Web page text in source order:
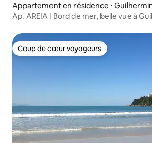
Appartement en résidence ⋅
Ap. AREIA | Bord de mer, belle vue à
Coup de cœur voyageurs
Coup de cœur voyageurs